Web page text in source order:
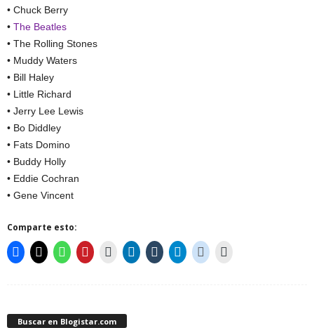
• Chuck Berry
• The Beatles
• The Rolling Stones
• Muddy Waters
• Bill Haley
• Little Richard
• Jerry Lee Lewis
• Bo Diddley
• Fats Domino
• Buddy Holly
• Eddie Cochran
• Gene Vincent
Comparte esto:
Buscar en Blogistar.com